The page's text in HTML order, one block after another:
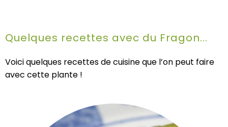
Quelques recettes avec du Fragon...
Voici quelques recettes de cuisine que l’on peut faire
avec cette plante !